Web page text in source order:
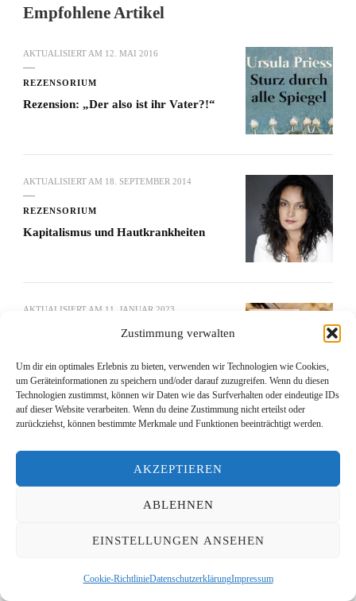
Zustimmung verwalten
Um dir ein optimales Erlebnis zu bieten, verwenden wir Technologien wie Cookies,
um Geräteinformationen zu speichern und/oder darauf zuzugreifen. Wenn du diesen
Technologien zustimmst, können wir Daten wie das Surfverhalten oder eindeutige IDs
auf dieser Website verarbeiten. Wenn du deine Zustimmung nicht erteilst oder
zurückziehst, können bestimmte Merkmale und Funktionen beeinträchtigt werden.
AKZEPTIEREN
ABLEHNEN
EINSTELLUNGEN ANSEHEN
Cookie-RichtlinieDatenschutzerklärungImpressum
Empfohlene Artikel
AKTUALISIERT AM 12. MAI 2016
REZENSORIUM
Rezension: „Der also ist ihr Vater?!“
AKTUALISIERT AM 18. SEPTEMBER 2014
REZENSORIUM
Kapitalismus und Hautkrankheiten
AKTUALISIERT AM 11. JANUAR 2023
Rezension: „Ein Seher“
Vita – Lesen mit Links
[…] of Literature in Münster. Aufsätze und Essays
Nibelungenlied, Film und Literatur, Kriminalromane